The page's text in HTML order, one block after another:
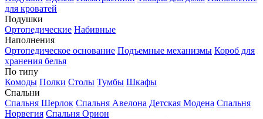
для кроватей
Подушки
Ортопедические Набивные
Наполнения
Ортопедическое основание Подъемные механизмы Короб для
хранения белья
По типу
Комоды Полки Столы Тумбы Шкафы
Спальни
Спальня Шерлок Спальня Авелона Детская Модена Спальня
Норвегия Спальня Орион